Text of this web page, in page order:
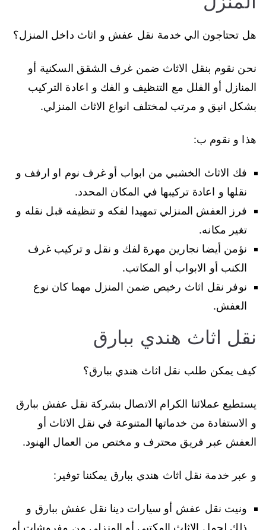
هل تحتاجون الي خدمة نقل عفش و اثاث داخل المنزل؟
نحن نقوم بنقل الاثاث ضمن غرف الشقق السكنية أو
المنازل أو الفلل مع التنظيف و الفك و اعادة التركيب
بشكل انيق و مرتب لمختلف انواع الاثاث المنزلي.
هذا و نقوم ب:
فك الاثاث الخشبي من ابواب أو غرف نوم او ارفف و
نقلها و اعادة تركيبها في المكان المحدد.
فرز العفش المنزلي تمهيدا لفكه و تنظيفه قبل نقله و
تغير مكانه.
نؤمن أيضا نجارين مهرة لفك و نقل و تركيب غرف
الكنب أو الابواب أو المكاتب.
نوفر نقل اثاث رخيص ضمن المنزل مهما كان نوع
العفش.
نقل اثاث هندي ببارق
كيف يمكن طلب نقل اثاث هندي ببارق؟
يستطيع عملائنا الكرام الاتصال بشركة نقل عفش ببارق
و الاستفادة من خدماتها المتنوعة في نقل الاثاث أو
العفش عبر فريق محترف و مختص من العمال الهنود.
و عبر خدمة نقل اثاث هندي ببارق يمكننا توفير:
ونيت نقل عفش أو سيارات دينا نقل عفش ببارق و